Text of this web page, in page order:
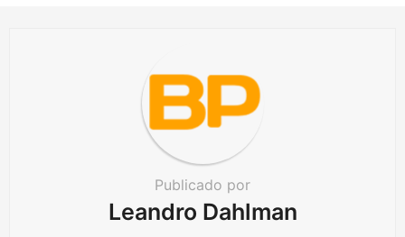
Publicado por
Leandro Dahlman